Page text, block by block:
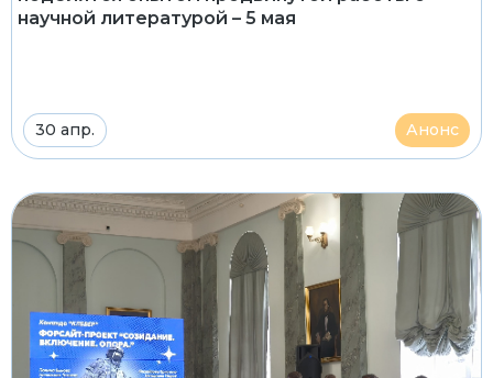
научной литературой – 5 мая
30 апр. Анонс